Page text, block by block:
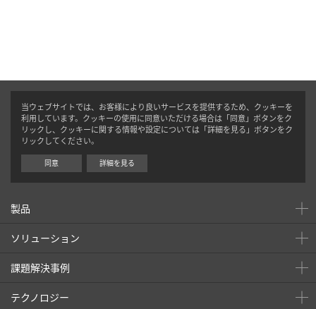
当ウェブサイトでは、お客様により良いサービスを提供するため、クッキーを
利用しています。クッキーの使用に同意いただける場合は「同意」ボタンをク
リックし、クッキーに関する情報や設定については「詳細を見る」ボタンをク
リックしてください。
同意 詳細を見る
製品
ソリューション
課題解決事例
テクノロジー